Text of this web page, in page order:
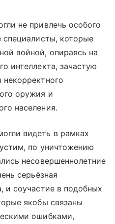
не привлечь особого
специалисты, которые
войной, опираясь на
интеллекта, зачастую
некорректного
оружия и
населения.
видеть в рамках
по уничтожению
несовершеннолетние
серьёзная
и соучастие в подобных
якобы связаны
ошибками,